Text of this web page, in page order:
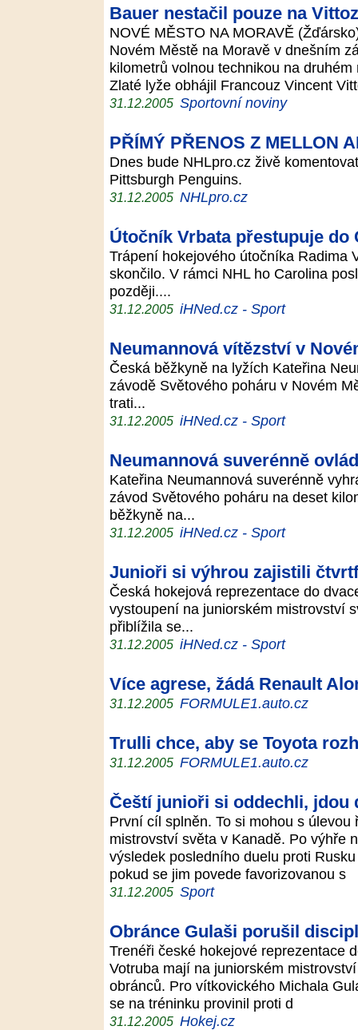
Bauer nestačil pouze na
NOVÉ MĚSTO NA MORAVĚ
Novém Městě na Moravě v dnešním
kilometrů volnou technikou na
Zlaté lyže obhájil Francouz Vincent
31.12.2005 Sportovní noviny
PŘÍMÝ PŘENOS Z MELLON
Dnes bude NHLpro.cz živě
Pittsburgh Penguins.
31.12.2005 NHLpro.cz
Útočník Vrbata přestupuje do
Trápení hokejového útočníka Radima
skončilo. V rámci NHL ho Carolina
později....
31.12.2005 iHNed.cz - Sport
Neumannová vítězství v
Česká běžkyně na lyžích Kateřina
závodě Světového poháru v Novém
trati...
31.12.2005 iHNed.cz - Sport
Neumannová suverénně
Kateřina Neumannová suverénně
závod Světového poháru na deset
běžkyně na...
31.12.2005 iHNed.cz - Sport
Junioři si výhrou zajistili
Česká hokejová reprezentace do
vystoupení na juniorském mistrovství
přiblížila se...
31.12.2005 iHNed.cz - Sport
Více agrese, žádá Renault
31.12.2005 FORMULE1.auto.cz
Trulli chce, aby se Toyota
31.12.2005 FORMULE1.auto.cz
Čeští junioři si oddechli, jdou
První cíl splněn. To si mohou s
mistrovství světa v Kanadě. Po výhře
výsledek posledního duelu proti
pokud se jim povede favorizovanou s
31.12.2005 Sport
Obránce Gulaši porušil
Trenéři české hokejové reprezentace
Votruba mají na juniorském
obránců. Pro vítkovického Michala
se na tréninku provinil proti d
31.12.2005 Hokej.cz